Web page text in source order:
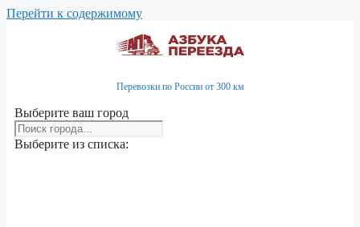
Перейти к содержимому
Перевозки по России от 300 км
Выберите ваш город
Выберите из списка: